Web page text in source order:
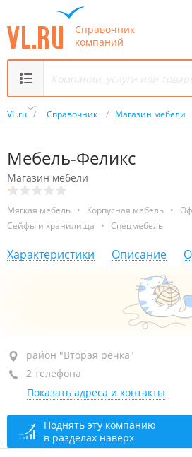
Справочник
компаний
VL.ru / Справочник / Магазин мебели
Мебель-Феликс
Магазин мебели
Мягкая мебель • Корпусная мебель •
Сейфы и хранилища
• Спецмебель
Характеристики Описание
район "Вторая речка", пр-т 100-
143
1-й этаж
+7 (423) 271-87-15
+7 984 190-72-93
район "Вторая речка"
2 телефона
Показать адреса и контакты
Поднять эту компанию
в разделах наверх